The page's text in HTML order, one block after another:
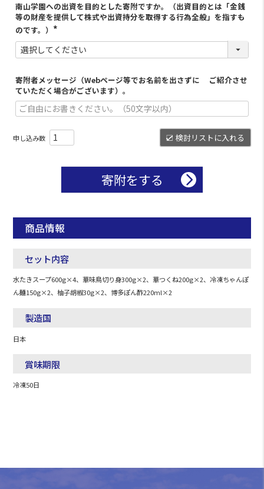
南山学園への出資を目的とした寄附ですか。（出資目的とは「金銭
等の財産を提供して株式や出資持分を取得する行為全般」を指すも
のです。）
寄附者メッセージ（Webページ等でお名前を出さずに ご紹介させ
ていただく場合がございます）。
検討リストに入れる
寄附をする
商品情報
セット内容
水たきスープ600g×4、華味鳥切り身300g×2、華つくね200g×2、冷凍ちゃんぽ
ん麺150g×2、柚子胡椒30g×2、博多ぽん酢220ml×2
製造国
日本
賞味期限
冷凍50日